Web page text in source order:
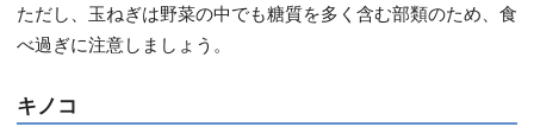
ただし、玉ねぎは野菜の中でも糖質を多く含む部類のため、食
べ過ぎに注意しましょう。
キノコ